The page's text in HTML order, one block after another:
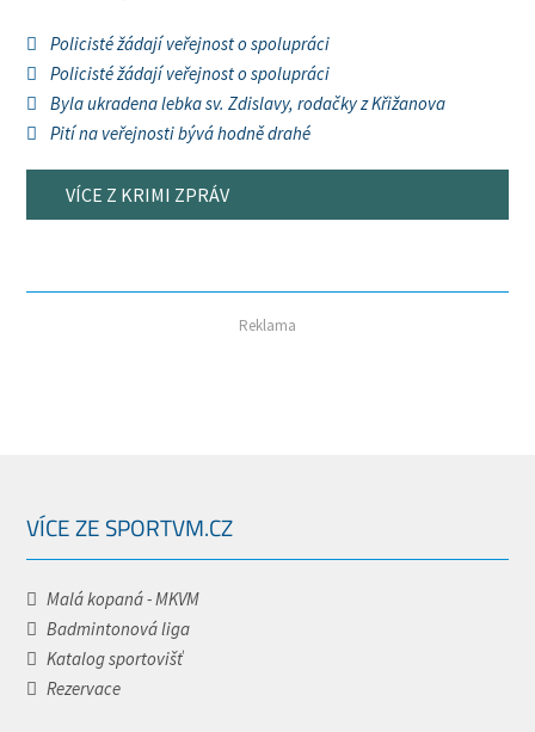
Policisté žádají veřejnost o spolupráci
Policisté žádají veřejnost o spolupráci
Byla ukradena lebka sv. Zdislavy, rodačky z Křižanova
Pití na veřejnosti bývá hodně drahé
VÍCE Z KRIMI ZPRÁV
Reklama
VÍCE ZE SPORTVM.CZ
Malá kopaná - MKVM
Badmintonová liga
Katalog sportovišť
Rezervace